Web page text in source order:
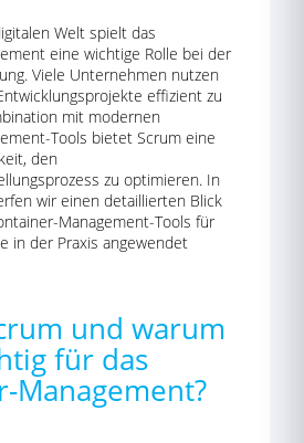
Welt spielt das
eine wichtige Rolle bei der
Viele Unternehmen nutzen
effizient zu
mit modernen
Tools bietet Scrum eine
den
zu optimieren. In
wir einen detaillierten Blick
Management-Tools für
in der Praxis angewendet
und warum
für das
Management?